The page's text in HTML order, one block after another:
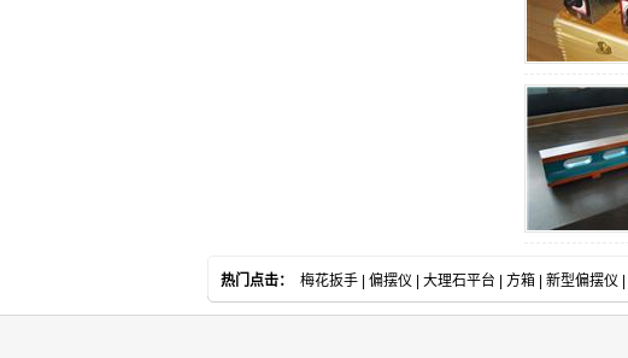
热门点击： 梅花扳手 偏摆仪 大理石平台 方箱 新型偏摆仪